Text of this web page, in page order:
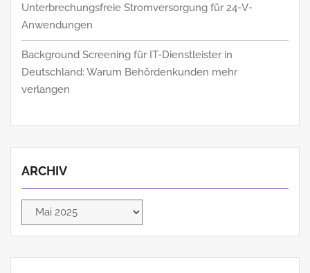
Unterbrechungsfreie Stromversorgung für 24-V-
Anwendungen
Background Screening für IT-Dienstleister in
Deutschland: Warum Behördenkunden mehr
verlangen
ARCHIV
Archiv